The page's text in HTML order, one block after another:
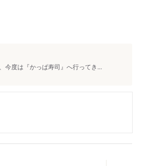
今度は『かっぱ寿司』へ行ってき...